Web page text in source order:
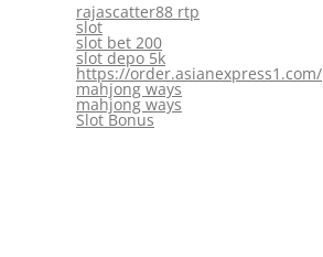
rajascatter88 rtp
slot
slot bet 200
slot depo 5k
https://order.asianexpress1.com/
mahjong ways
mahjong ways
Slot Bonus